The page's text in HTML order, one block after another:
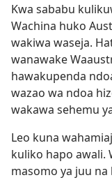
Kwa sababu
Wachina huko
wakiwa waseja.
wanawake
hawakupenda
wazao wa ndoa
wakawa sehemu
Leo kuna
kuliko hapo awali.
masomo ya juu